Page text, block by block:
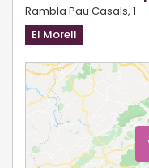
Rambla Pau Casals, 1
El Morell